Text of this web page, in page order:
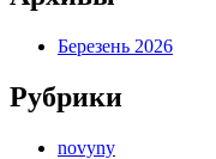
Березень 2026
Рубрики
novyny